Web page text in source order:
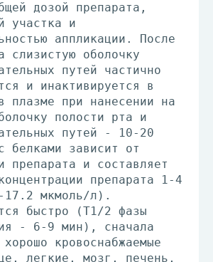
дозой препарата,
участка и
аппликации. После
слизистую оболочку
путей частично
и инактивируется в
плазме при нанесении на
полости рта и
путей - 10-20
белками зависит от
препарата и составляет
препарата 1-4
мкмоль/л).
быстро (T1/2 фазы
- 6-9 мин), сначала
кровоснабжаемые
легкие, мозг, печень,